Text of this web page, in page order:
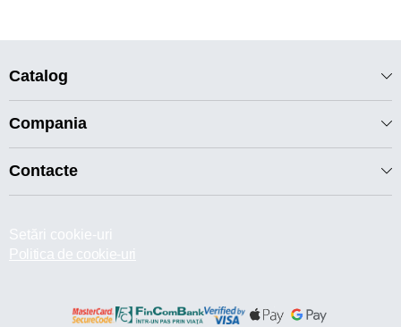
Catalog
Compania
Contacte
Setări cookie-uri
Politica de cookie-uri